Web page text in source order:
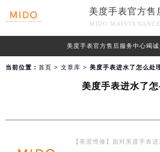
美度手表官方售
MIDO MAINTENANCE
美度手表官方售后服务中心竭诚
当前位置： 首页 > 文章库 > 美度手表进水了怎么处
美度手表进水了
【美度维修】面对美度手表